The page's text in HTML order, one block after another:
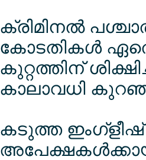
ക്രിമിനല്‍
കോടതികള്‍
കുറ്റത്തിന്
കാലാവധി
കടുത്ത ഇംഗ്ളീഷ്